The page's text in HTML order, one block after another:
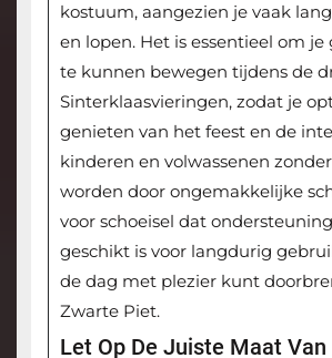
kostuum, aangezien je vaak
en lopen. Het is essentieel om
te kunnen bewegen tijdens de
Sinterklaasvieringen, zodat je
genieten van het feest en de
kinderen en volwassenen
worden door ongemakkelijke
voor schoeisel dat
geschikt is voor langdurig
de dag met plezier kunt
Zwarte Piet.
Let Op De Juiste Maat Van